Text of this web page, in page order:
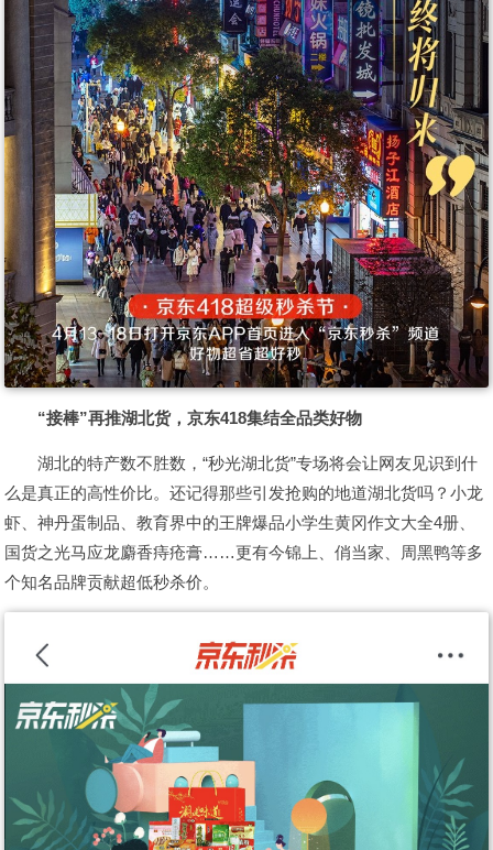
“接棒”再推湖北货，京东418集结全品类好物
湖北的特产数不胜数，“秒光湖北货”专场将会让网友见识到什
么是真正的高性价比。还记得那些引发抢购的地道湖北货吗？小龙
虾、神丹蛋制品、教育界中的王牌爆品小学生黄冈作文大全4册、
国货之光马应龙麝香痔疮膏……更有今锦上、俏当家、周黑鸭等多
个知名品牌贡献超低秒杀价。